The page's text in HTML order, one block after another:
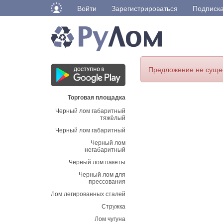
Войти Зарегистрироваться
Торговая площадка
Черный лом габаритный
тяжёлый
Черный лом габаритный
Черный лом
негабаритный
Черный лом пакеты
Черный лом для
прессования
Лом легированных сталей
Стружка
Лом чугуна
Предложение не